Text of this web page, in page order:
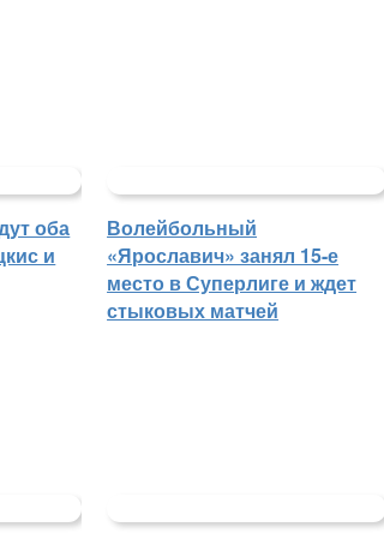
оба
и
Волейбольный
«Ярославич» занял 15-е
место в Суперлиге и ждет
стыковых матчей